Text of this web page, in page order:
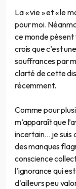
La « vie » et « le
pour moi.
ce monde pèsent
crois que c’est
souffrances par
clarté de cette
récemment.
Comme pour
m’apparaît que
incertain… je suis
des manques
conscience
l’ignorance qui
d'ailleurs peu